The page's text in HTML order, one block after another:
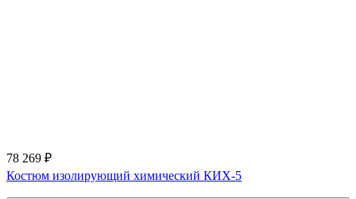
78 269 ₽
Костюм изолирующий химический КИХ-5